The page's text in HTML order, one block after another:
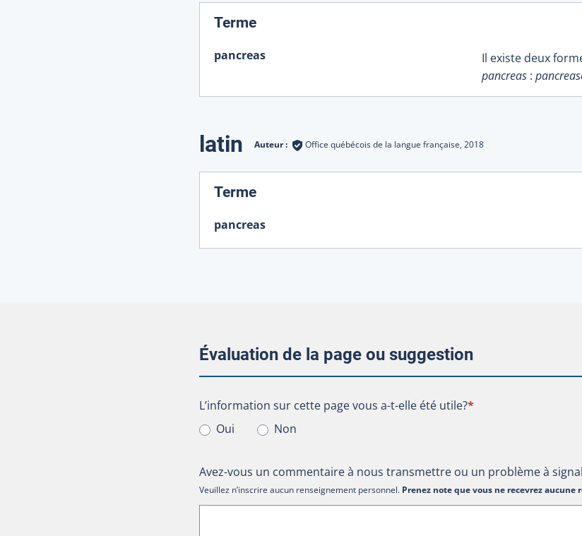
Terme:
pancreas
Il existe deux
pancreas :
latin Auteur : Office québécois de la langue française, 2018
Terme:
pancreas
Évaluation de la page ou suggestion
L’information sur cette page vous a-t-elle été utile?
L’information sur cette page vous a-t-elle été utile?*
Oui
Non
Avez-vous un commentaire à nous transmettre ou un problème à
Veuillez n’inscrire aucun renseignement personnel. Prenez note que vous ne recevrez aucune